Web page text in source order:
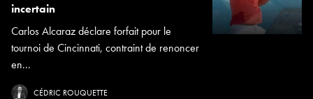
incertain
Carlos Alcaraz déclare forfait pour le
tournoi de Cincinnati, contraint de renoncer
en...
CÉDRIC ROUQUETTE